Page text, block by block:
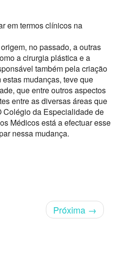
em termos clínicos na
no passado, a outras
a cirurgia plástica e a
também pela criação
mudanças, teve que
que entre outros aspectos
entre as diversas áreas que
Colégio da Especialidade de
Médicos está a efectuar esse
nessa mudança.
Próxima →